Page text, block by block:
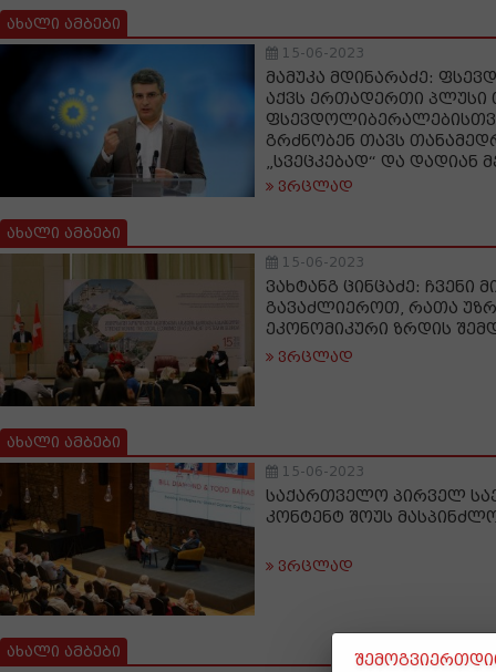
ახალი ამბები
15-06-2023
მამუკა მდინარაძე:
აქვს ერთადერთი პლუსი
გრძნობენ თავს
„სვეცკებად“ და დადიან
ვრცლად
ახალი ამბები
15-06-2023
ვახტანგ ცინცაძე: ჩვენი
გავაძლიეროთ, რათა
ეკონომიკური ზრდის
ვრცლად
ახალი ამბები
15-06-2023
საქართველო პირველ
კონტენტ შოუს
ვრცლად
ახალი ამბები